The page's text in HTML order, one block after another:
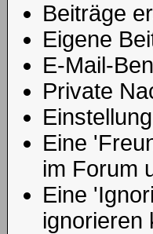
Beiträge
Eigene
E-Mail-
Private
Eine
im Forum
Eine
ignorieren